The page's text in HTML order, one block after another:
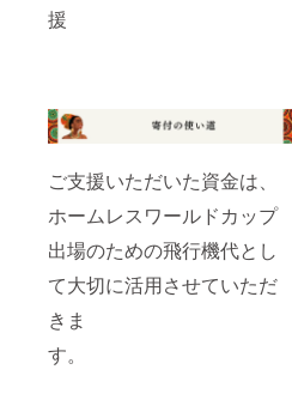
援
ご支援いただいた資金は、
ホームレスワールドカップ
出場のための飛行機代とし
て大切に活用させていただ
きま
す。